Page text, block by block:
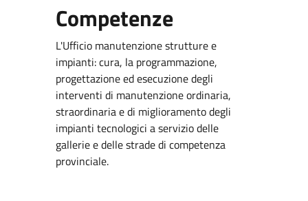
Competenze
L'Ufficio manutenzione strutture e
impianti: cura, la programmazione,
progettazione ed esecuzione degli
interventi di manutenzione ordinaria,
straordinaria e di miglioramento degli
impianti tecnologici a servizio delle
gallerie e delle strade di competenza
provinciale.